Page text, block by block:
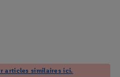
articles similaires ici.